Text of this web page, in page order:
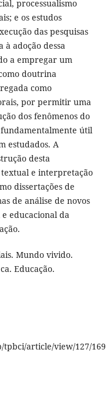
processualismo
e os estudos
das pesquisas
adoção dessa
a empregar um
doutrina
como
por permitir uma
dos fenômenos do
útil
estudados. A
desta
textual e interpretação
dissertações de
de análise de novos
educacional da
Mundo vivido.
Educação.
article/view/127/169